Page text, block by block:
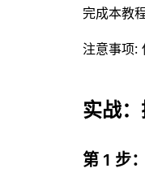
完成本教
注意事项:
实战
第 1 步